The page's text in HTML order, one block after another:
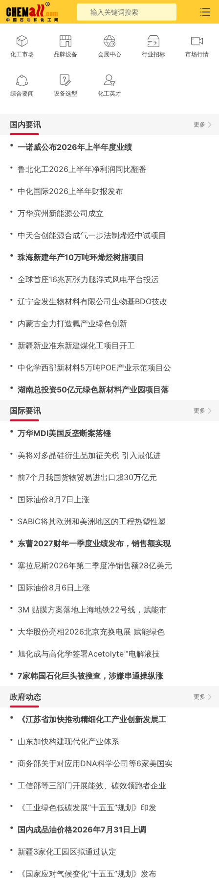
化工市场 品牌设备 会展中心 行业招标 市场行情
综合要闻 设备选型 化工英才
更多
国内要讯
・ 一诺威公布2026年上半年度业绩
・ 鲁北化工2026上半年净利润同比翻番
・ 中化国际2026上半年财报发布
・ 万华滨州新能源公司成立
・ 中天合创能源合成气一步法制烯烃中试项目
・ 珠海新建年产10万吨环烯烃树脂项目
・ 全球首座16兆瓦张力腿浮式风电平台投运
・ 辽宁金发生物材料有限公司生物基BDO技改
・ 内蒙古全力打造氟产业绿色创新
・ 新疆新业准东新建煤化工项目开工
・ 中化学西部新材料5万吨POE产业示范项目公
・ 湖南总投资50亿元绿色新材料产业园项目落
更多
国际要讯
・ 万华MDI美国反垄断案落锤
・ 美将对多晶硅衍生品加征关税 引入最低进
・ 前7个月我国货物贸易进出口超30万亿元
・ 国际油价8月7日上涨
・ SABIC将其欧洲和美洲地区的工程热塑性塑
・ 东曹2027财年一季度业绩发布，销售额实现
・ 塞拉尼斯2026年第二季度净销售额28亿美元
・ 国际油价8月6日上涨
・ 3M 贴膜方案落地上海地铁22号线，赋能市
・ 大华股份亮相2026北京充换电展 赋能绿色
・ 旭化成与高化学签署Acetolyte™电解液技
・ 7家韩国石化巨头被搜查，涉嫌串通操纵涨
更多
政府动态
・ 《江苏省加快推动精细化工产业创新发展工
・ 山东加快构建现代化产业体系
・ 商务部关于对应用DNA科学公司等6家美国实
・ 工信部等三部门开展能效、碳效领跑者企业
・ 《工业绿色低碳发展“十五五”规划》印发
・ 国内成品油价格2026年7月31日上调
・ 新疆3家化工园区拟通过认定
・ 《国家应对气候变化“十五五”规划》发布